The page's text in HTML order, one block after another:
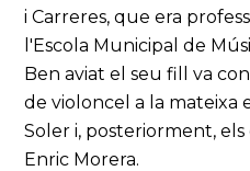
i Carreres, que era
l'Escola Municipal de
Ben aviat el seu fill va
de violoncel a la mateixa
Soler i, posteriorment,
Enric Morera.